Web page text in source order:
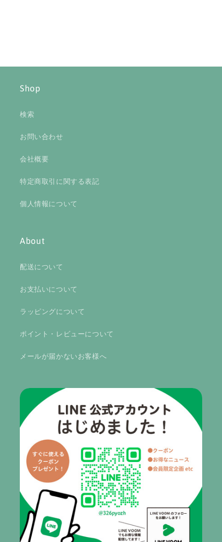
Shop
検索
お問い合わせ
会社概要
特定商取引に関する表記
個人情報について
About
配送について
お支払いについて
ラッピングについて
ポイント・レビューについて
メールが届かないお客様へ